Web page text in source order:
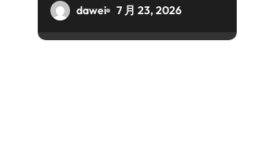
dawei 7 月 23, 2026